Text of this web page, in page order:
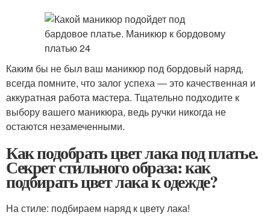
Каким бы не был ваш маникюр под бордовый наряд,
всегда помните, что залог успеха ― это качественная и
аккуратная работа мастера. Тщательно подходите к
выбору вашего маникюра, ведь ручки никогда не
остаются незамеченными.
Как подобрать цвет лака под платье.
Секрет стильного образа: как
подбирать цвет лака к одежде?
На стиле: подбираем наряд к цвету лака!